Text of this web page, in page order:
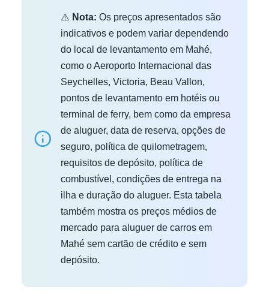
⚠️ Nota: Os preços apresentados são
indicativos e podem variar dependendo
do local de levantamento em Mahé,
como o Aeroporto Internacional das
Seychelles, Victoria, Beau Vallon,
pontos de levantamento em hotéis ou
terminal de ferry, bem como da empresa
de aluguer, data de reserva, opções de
seguro, política de quilometragem,
requisitos de depósito, política de
combustível, condições de entrega na
ilha e duração do aluguer. Esta tabela
também mostra os preços médios de
mercado para aluguer de carros em
Mahé sem cartão de crédito e sem
depósito.